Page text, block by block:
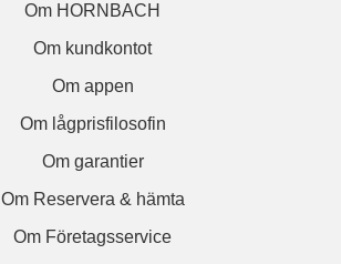
Om HORNBACH
Om kundkontot
Om appen
Om lågprisfilosofin
Om garantier
Om Reservera & hämta
Om Företagsservice